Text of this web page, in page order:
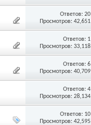
Ответов:20
Просмотров: 42,651
Ответов: 1
Просмотров: 33,118
Ответов:6
Просмотров: 40,709
Ответов:4
Просмотров: 28,134
Ответов: 10
Просмотров: 42,595